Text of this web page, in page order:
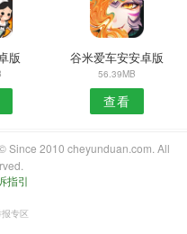
版 谷米爱车安安卓版
56.39MB
查看
Since 2010 cheyunduan.com. All
指引
专区